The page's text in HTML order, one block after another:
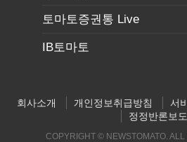
토마토증권통 Live
IB토마토
회사소개 개인정보취급방침 서
정정반론보도
COPYRIGHT © NEWSTOMATO.